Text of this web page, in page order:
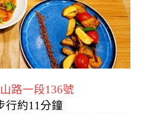
路一段136號
行約11分鐘